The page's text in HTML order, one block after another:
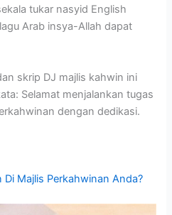
tukar nasyid English
Arab insya-Allah dapat
skrip DJ majlis kahwin ini
Selamat menjalankan tugas
dengan dedikasi.
Majlis Perkahwinan Anda?